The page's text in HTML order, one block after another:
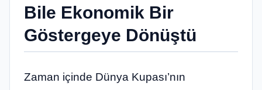
Bile Ekonomik Bir
Göstergeye Dönüştü
Zaman içinde Dünya Kupası’nın